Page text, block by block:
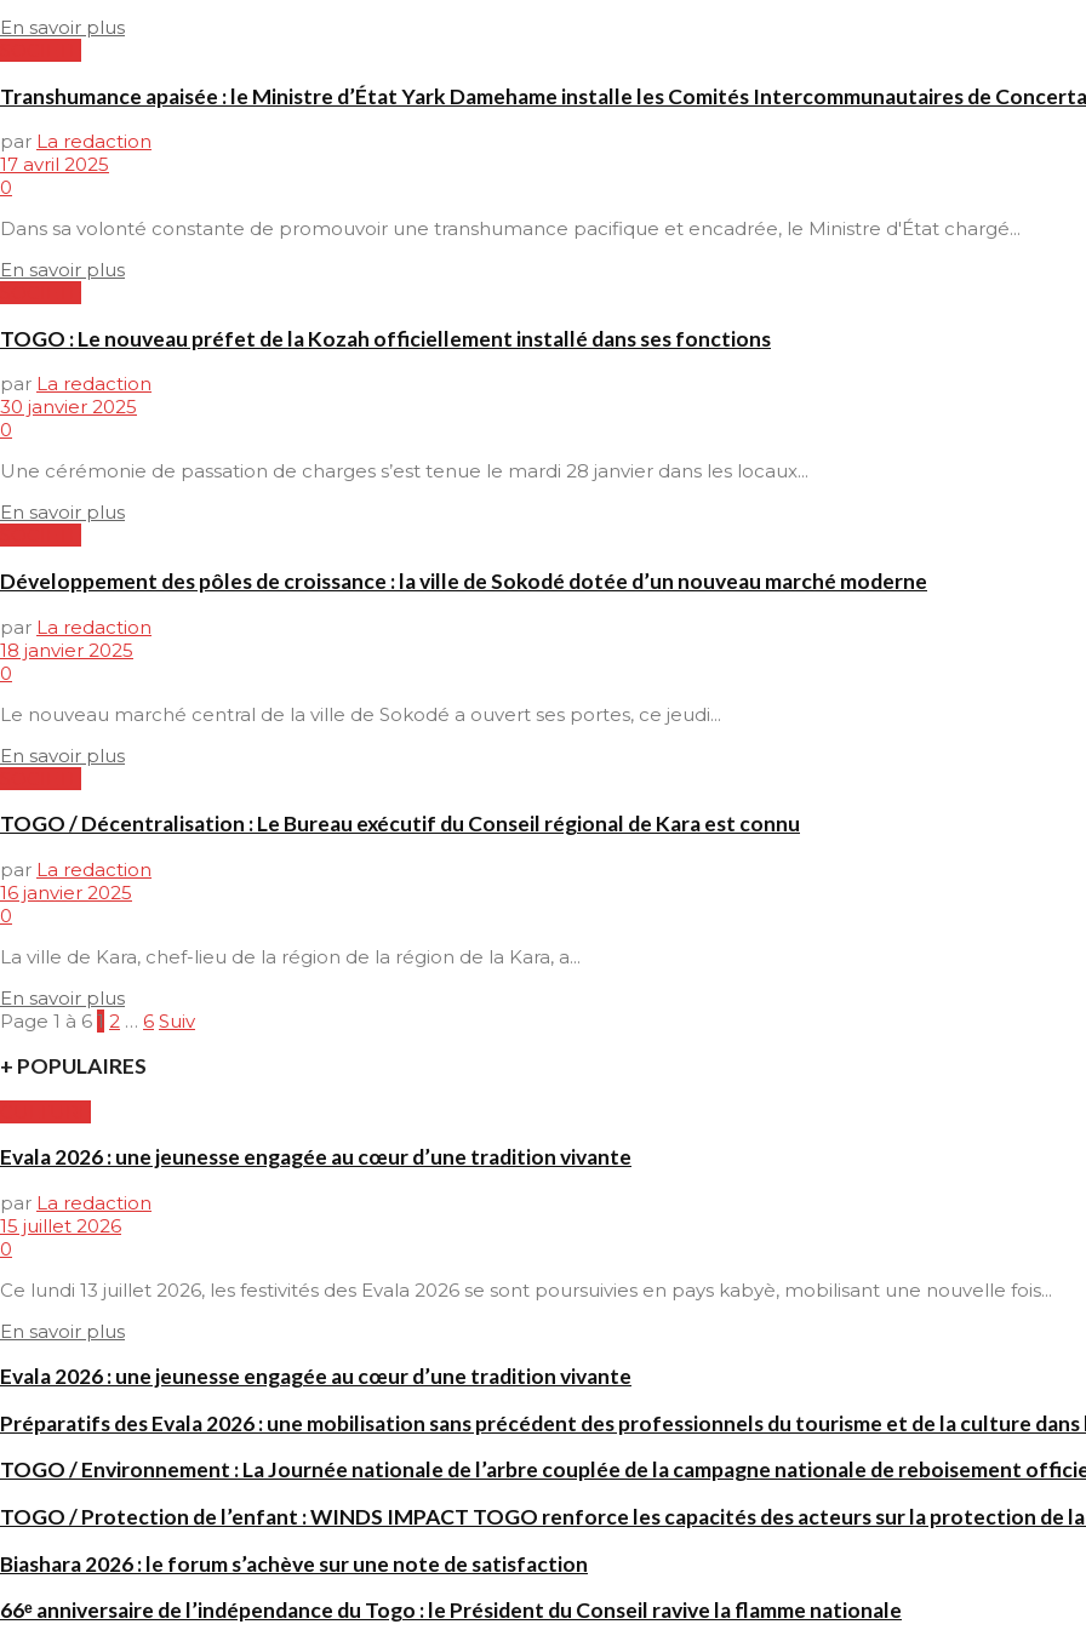
En savoir plus
Transhumance apaisée : le Ministre d’État Yark Damehame installe les Comités Intercommunautaires de
par La redaction
17 avril 2025
0
Dans sa volonté constante de promouvoir une transhumance pacifique et encadrée, le Ministre d'État chargé...
En savoir plus
TOGO : Le nouveau préfet de la Kozah officiellement installé dans ses fonctions
par La redaction
30 janvier 2025
0
Une cérémonie de passation de charges s’est tenue le mardi 28 janvier dans les locaux...
En savoir plus
Développement des pôles de croissance : la ville de Sokodé dotée d’un nouveau marché moderne
par La redaction
18 janvier 2025
0
Le nouveau marché central de la ville de Sokodé a ouvert ses portes, ce jeudi...
En savoir plus
TOGO / Décentralisation : Le Bureau exécutif du Conseil régional de Kara est connu
par La redaction
16 janvier 2025
0
La ville de Kara, chef-lieu de la région de la région de la Kara, a...
En savoir plus
Page 1 à 6 1 2 … 6 Suiv
+ POPULAIRES
Evala 2026 : une jeunesse engagée au cœur d’une tradition vivante
par La redaction
15 juillet 2026
0
Ce lundi 13 juillet 2026, les festivités des Evala 2026 se sont poursuivies en pays kabyè, mobilisant une nouvelle fois...
En savoir plus
Evala 2026 : une jeunesse engagée au cœur d’une tradition vivante
Préparatifs des Evala 2026 : une mobilisation sans précédent des professionnels du tourisme et de la culture dans
TOGO / Environnement : La Journée nationale de l’arbre couplée de la campagne nationale de reboisement
TOGO / Protection de l’enfant : WINDS IMPACT TOGO renforce les capacités des acteurs sur la protection de
Biashara 2026 : le forum s’achève sur une note de satisfaction
66ᵉ anniversaire de l’indépendance du Togo : le Président du Conseil ravive la flamme nationale